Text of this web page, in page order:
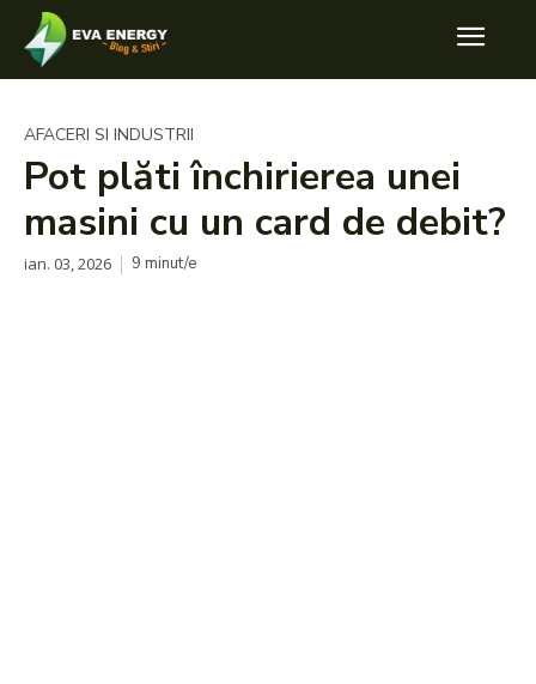
AFACERI SI INDUSTRII
Pot plăti închirierea unei
masini cu un card de debit?
ian. 03, 2026 9 minut/e